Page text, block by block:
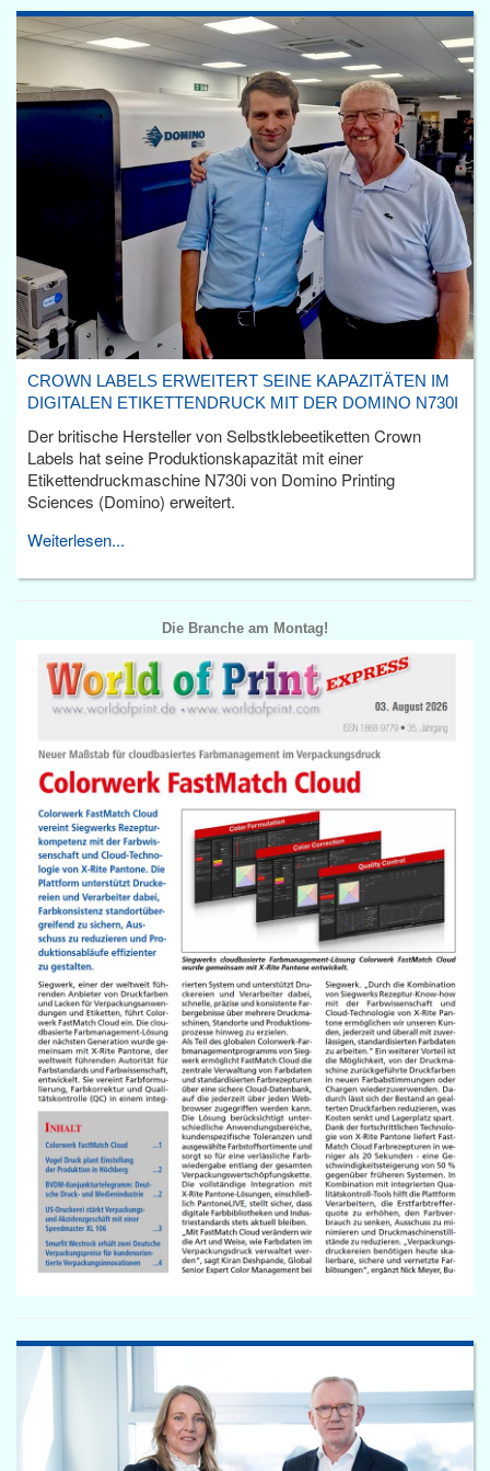
CROWN LABELS ERWEITERT SEINE KAPAZITÄTEN IM
DIGITALEN ETIKETTENDRUCK MIT DER DOMINO N730I
Der britische Hersteller von Selbstklebeetiketten Crown
Labels hat seine Produktionskapazität mit einer
Etikettendruckmaschine N730i von Domino Printing
Sciences (Domino) erweitert.
Weiterlesen...
Die Branche am Montag!